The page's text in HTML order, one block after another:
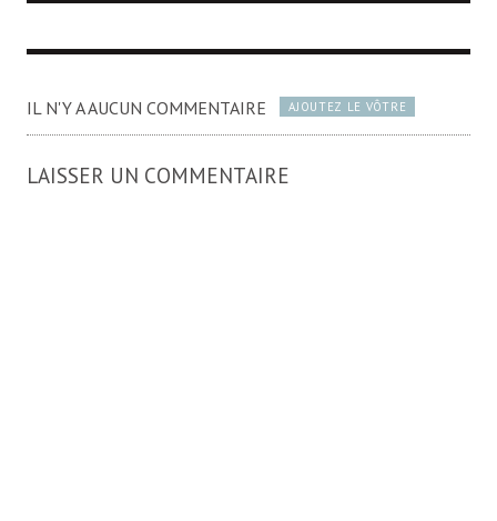
IL N'Y A AUCUN COMMENTAIRE AJOUTEZ LE VÔTRE
LAISSER UN COMMENTAIRE